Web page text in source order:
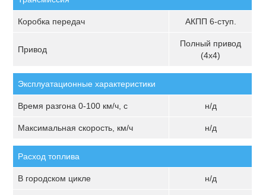
Коробка передач АКПП 6-ступ.
Привод
Полный привод
(4х4)
Эксплуатационные характеристики
Время разгона 0-100 км/ч, с н/д
Максимальная скорость, км/ч н/д
Расход топлива
В городском цикле н/д